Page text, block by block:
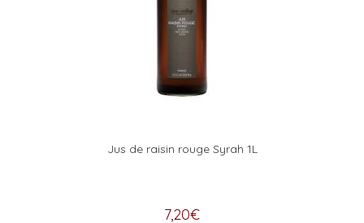
Jus de raisin rouge Syrah 1L
7,20€